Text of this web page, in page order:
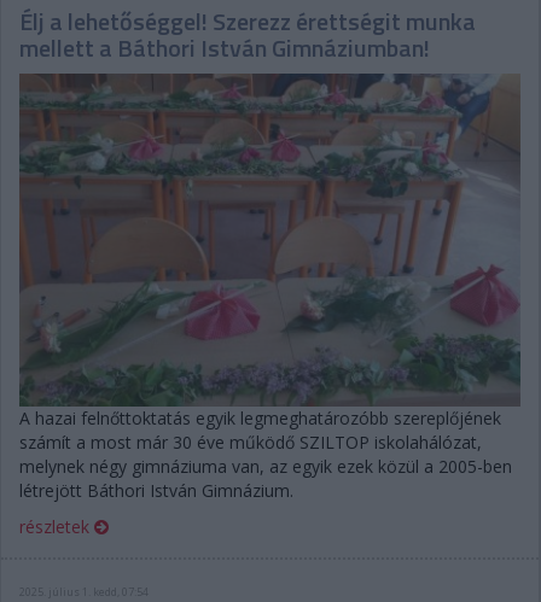
Élj a lehetőséggel! Szerezz érettségit munka
mellett a Báthori István Gimnáziumban!
A hazai felnőttoktatás egyik legmeghatározóbb szereplőjének
számít a most már 30 éve működő SZILTOP iskolahálózat,
melynek négy gimnáziuma van, az egyik ezek közül a 2005-ben
létrejött Báthori István Gimnázium.
részletek
2025. július 1. kedd, 07:54